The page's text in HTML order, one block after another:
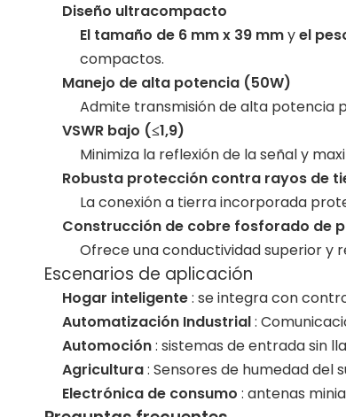
Diseño ultracompacto
El tamaño de 6 mm x 39 mmyel
compactos.
Manejo de alta potencia (50W)
Admite transmisión de alta potencia
VSWR bajo (≤1,9)
Minimiza la reflexión de la señal y
Robusta protección contra rayos de
La conexión a tierra incorporada
Construcción de cobre fosforado de
Ofrece una conductividad superior y
Escenarios de aplicación
Hogar inteligente: se integra con
Automatización Industrial:
Automoción: sistemas de entrada sin
Agricultura: Sensores de humedad del
Electrónica de consumo : antenas